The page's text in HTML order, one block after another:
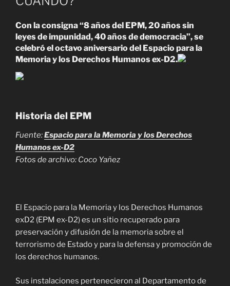
Con la consigna “8 años del EPM, 20 años sin
leyes de impunidad, 40 años de democracia”, se
celebró el octavo aniversario del Espacio para la
Memoria y los Derechos Humanos ex-D2.
Historia del EPM
Fuente:Espacio para la Memoria y los Derechos
Humanos ex-D2
Fotos de archivo: Coco Yañez
El Espacio para la Memoria y los Derechos Humanos
exD2 (EPM ex-D2) es un sitio recuperado para
preservación y difusión de la memoria sobre el
terrorismo de Estado y para la defensa y promoción de
los derechos humanos.
Sus instalaciones pertenecieron al Departamento de